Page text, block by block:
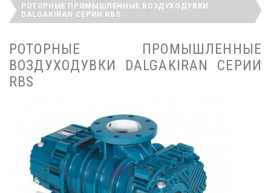
РОТОРНЫЕ ПРОМЫШЛЕННЫЕ ВОЗДУХОДУВКИ
DALGAKIRAN СЕРИИ RBS
РОТОРНЫЕ ПРОМЫШЛЕННЫЕ
ВОЗДУХОДУВКИ DALGAKIRAN СЕРИИ
RBS